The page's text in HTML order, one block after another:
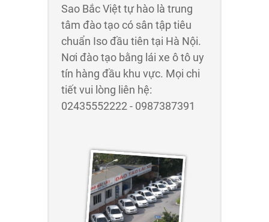
Sao Bắc Việt tự hào là trung
tâm đào tạo có sân tập tiêu
chuẩn Iso đầu tiên tại Hà Nội.
Nơi đào tạo bằng lái xe ô tô uy
tín hàng đầu khu vực. Mọi chi
tiết vui lòng liên hệ:
02435552222 - 0987387391